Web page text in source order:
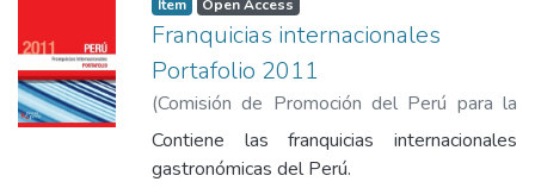
Item Open Access
Franquicias internacionales
Portafolio 2011
(Comisión de Promoción del Perú para la
Exportación y el Turismo,2010-09)
Comisión de Promoción del Perú para la
Contiene las franquicias internacionales
gastronómicas del Perú.